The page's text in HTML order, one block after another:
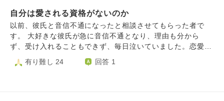
悪影響かもしれないとずっと思っていて、だったら早めに別
れたかったとのこと。 数日後、彼の方から、私のいない人
生はもう考えられない、必要不可欠だと言われ、ヨリを戻し
ました。 愛情表現は増え、確かに嬉しいです。しかし、一
っと一緒にいたい」など言ってはくれるのですが、だったら
自分は愛される資格がないのか
以前、彼氏と音信不通になったと相談させてもらった者で
す。 大好きな彼氏が急に音信不通となり、理由も分から
ず、受け入れることもできず、毎日泣いていました。恋愛す
るのも怖くなりました。 そんな中で、ある男性がアプロー
チしてくれました。いつも話を親身に聞いてくれて、遠くて
有り難し 24 回答 1